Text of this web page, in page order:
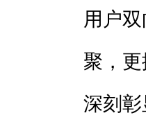
用户
聚，更
深刻彰